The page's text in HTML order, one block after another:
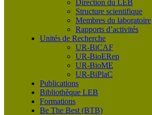
Direction du LEB
Structure scientifique
Membres du laboratoire
Rapports d’activités
Unités de Recherche
UR-BiCAF
UR-BioERep
UR-BioME
UR-BiPlaC
Publications
Bibliothèque LEB
Formations
Be The Best (BTB)